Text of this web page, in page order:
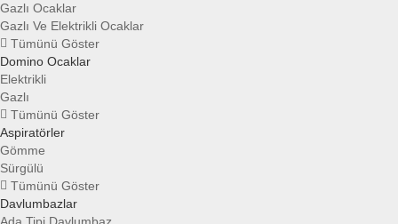
Gazlı Ocaklar
Gazlı Ve Elektrikli Ocaklar
Tümünü Göster
Domino Ocaklar
Elektrikli
Gazlı
Tümünü Göster
Aspiratörler
Gömme
Sürgülü
Tümünü Göster
Davlumbazlar